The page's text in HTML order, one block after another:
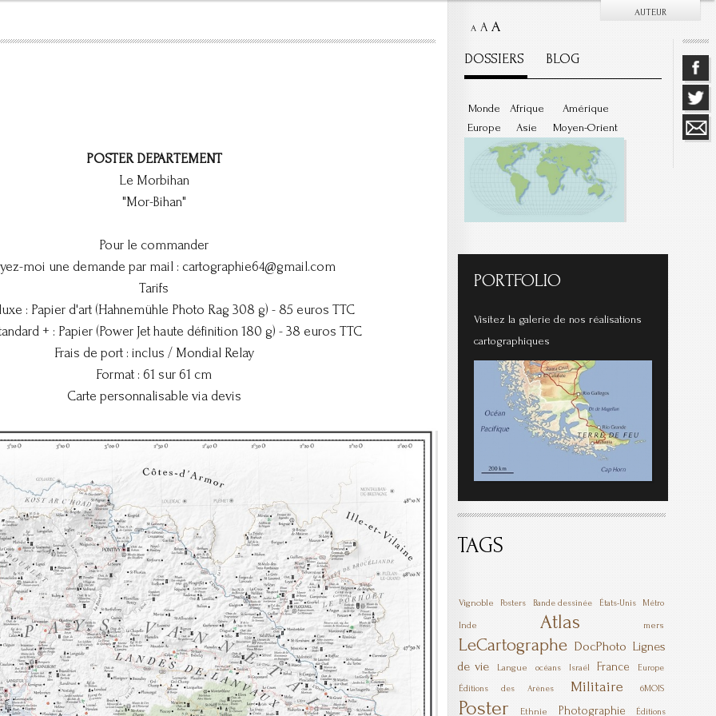
AUTEUR
POSTER DEPARTEMENT
Le Morbihan
"Mor-Bihan"
Pour le commander
moi une demande par mail : cartographie64@gmail.com
Tarifs
: Papier d'art (Hahnemühle Photo Rag 308 g) - 85 euros TTC
+ : Papier (Power Jet haute définition 180 g) - 38 euros TTC
Frais de port : inclus / Mondial Relay
Format : 61 sur 61 cm
Carte personnalisable via devis
A A A
DOSSIERS BLOG
Monde
Europe
Afrique
Asie
Amérique
Moyen-Orient
PORTFOLIO
Visitez la galerie de nos réalisations
cartographiques
TAGS
Vignoble Posters Bande dessinée États-Unis Métro
Inde Atlas mers
LeCartographe DocPhoto Lignes
de vie
Langue océans Israël France Europe
Éditions des Arènes Militaire 6MOIS
Poster Ethnie Photographie Éditions